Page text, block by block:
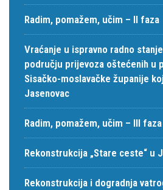
Radim, pomažem, učim – II faza
Vraćanje u ispravno radno
području prijevoza oštećenih u
Sisačko-moslavačke županije
Jasenovac
Radim, pomažem, učim – III faza
Rekonstrukcija „Stare ceste“ u
Rekonstrukcija i dogradnja